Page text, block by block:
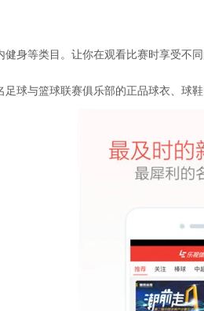
身等类目。让你在观看比赛时享受不同
球与篮球联赛俱乐部的正品球衣、球鞋